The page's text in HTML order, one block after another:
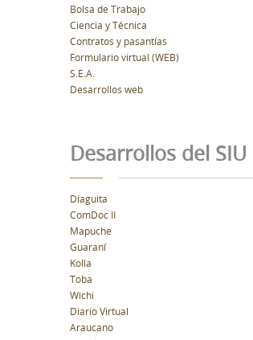
Bolsa de Trabajo
Ciencia y Técnica
Contratos y pasantías
Formulario virtual (WEB)
S.E.A.
Desarrollos web
Desarrollos del SIU
Diaguita
ComDoc II
Mapuche
Guaraní
Kolla
Toba
Wichi
Diario Virtual
Araucano